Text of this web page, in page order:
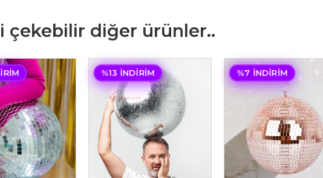
çekebilir diğer ürünler..
%13 İNDIRIM %7 İNDIRIM